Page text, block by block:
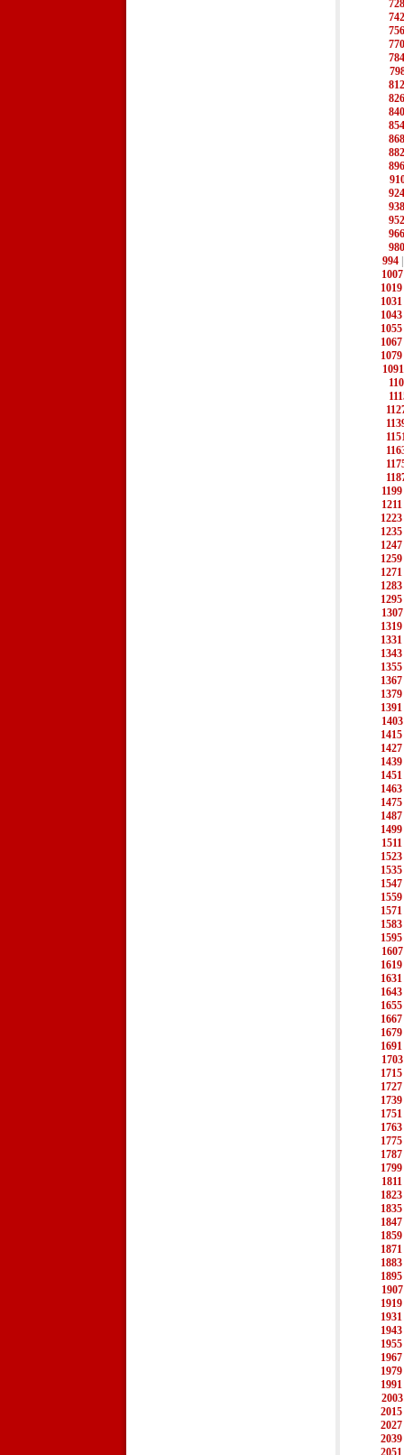
728
742
756
770
784
812
826
840
854
868
882
896
924
938
952
966
980
994
1007
1019
1031
1043
1055
1067
1079
1091
1199
1211
1223
1235
1247
1259
1271
1283
1295
1307
1319
1331
1343
1355
1367
1379
1391
1403
1415
1427
1439
1451
1463
1475
1487
1499
1511
1523
1535
1547
1559
1571
1583
1595
1607
1619
1631
1643
1655
1667
1679
1691
1703
1715
1727
1739
1751
1763
1775
1787
1799
1811
1823
1835
1847
1859
1871
1883
1895
1907
1919
1931
1943
1955
1967
1979
1991
2003
2015
2027
2039
2051